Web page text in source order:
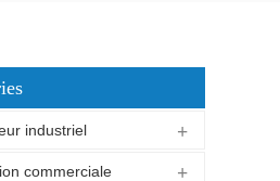
industriel
commerciale